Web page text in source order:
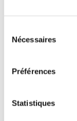
Nécessaires
Préférences
Statistiques